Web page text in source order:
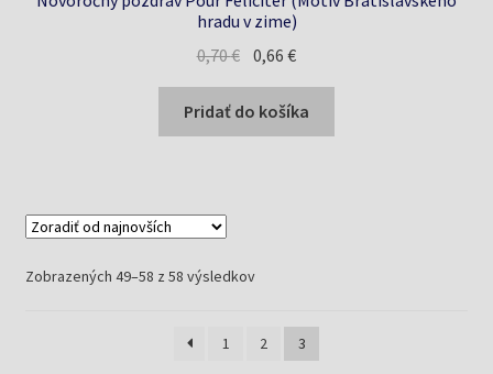
hradu v zime)
0,70€ Pôvodná
cena
bola:
0,70 €.
0,66€Aktuálna
cena
je:
0,66 €.
Pridať do košíka
Zobrazených 49–58 z 58 výsledkovZoradené
najnovších
1
2 3